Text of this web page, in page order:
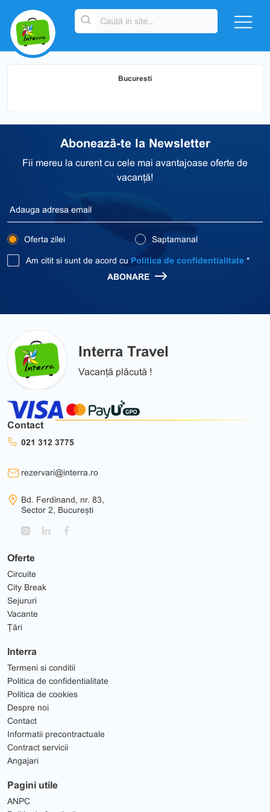
Bucuresti
Abonează-te la Newsletter
Fii mereu la curent cu cele mai avantajoase oferte de
vacanță!
Oferta zilei Saptamanal
Am citit si sunt de acord cu Politica de confidentialitate *
ABONARE
Interra Travel
Vacanță plăcută !
Oferte
Circuite
City Break
Sejururi
Vacante
Țări
Interra
Termeni si conditii
Politica de confidentialitate
Politica de cookies
Despre noi
Contact
Informatii precontractuale
Contract servicii
Angajari
Pagini utile
ANPC
Contact
021 312 3775
rezervari@interra.ro
Bd. Ferdinand, nr. 83,
Sector 2, București